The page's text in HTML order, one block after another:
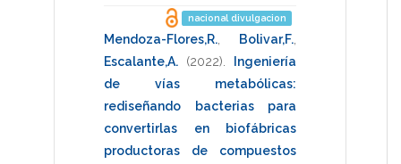
nacional divulgacion
Mendoza-Flores,R. Bolivar,F.
Escalante,A.
(2022)
Ingeniería
de vías metabólicas:
rediseñando bacterias para
convertirlas en biofábricas
productoras de compuestos